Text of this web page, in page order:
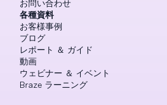
お問い合わせ
各種資料
お客様事例
ブログ
レポート ＆ ガイド
動画
ウェビナー ＆ イベント
Braze ラーニング